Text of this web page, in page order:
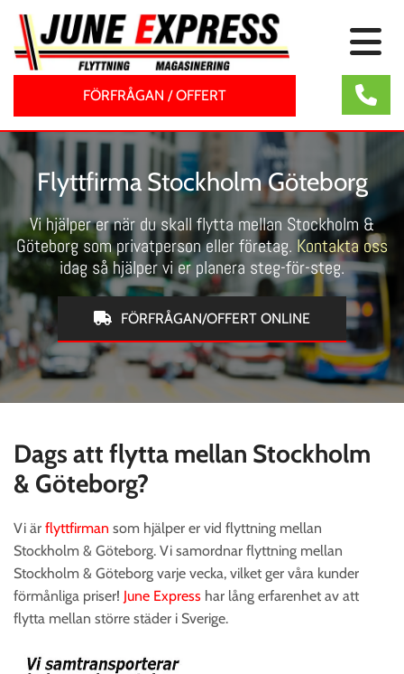
FÖRFRÅGAN / OFFERT
Flyttfirma Stockholm Göteborg
Vi hjälper er när du skall flytta mellan Stockholm &
Göteborg som privatperson eller företag. Kontakta oss
idag så hjälper vi er planera steg-för-steg.
FÖRFRÅGAN/OFFERT ONLINE
Dags att flytta mellan Stockholm
& Göteborg?
Vi är flyttfirman som hjälper er vid flyttning mellan
Stockholm & Göteborg. Vi samordnar flyttning mellan
Stockholm & Göteborg varje vecka, vilket ger våra kunder
förmånliga priser! June Express har lång erfarenhet av att
flytta mellan större städer i Sverige.